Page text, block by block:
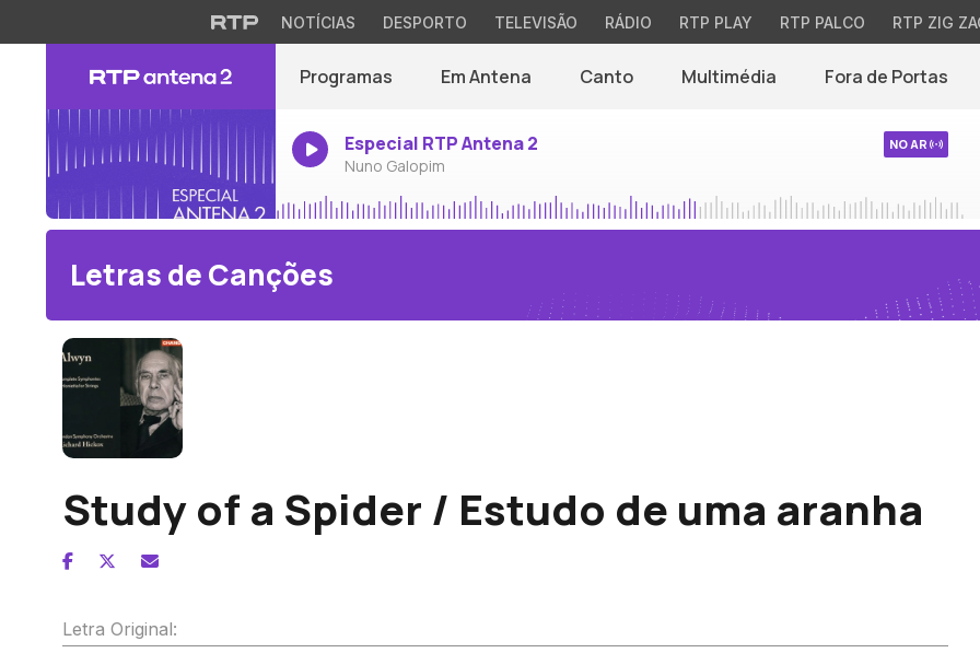
NOTÍCIAS DESPORTO TELEVISÃO RÁDIO RTP PLAY RTP PALCO RTP ZIG
Programas Em Antena Canto Multimédia Fora de Portas
Especial RTP Antena 2
Nuno Galopim
NO AR
Letras de Canções
Study of a Spider / Estudo de uma aranha
Letra Original: